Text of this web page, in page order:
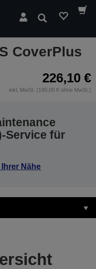
Suchen
CoverPlus
226,10 €
inkl. MwSt. (190,00 € ohne MwSt.)
Service für
Nähe